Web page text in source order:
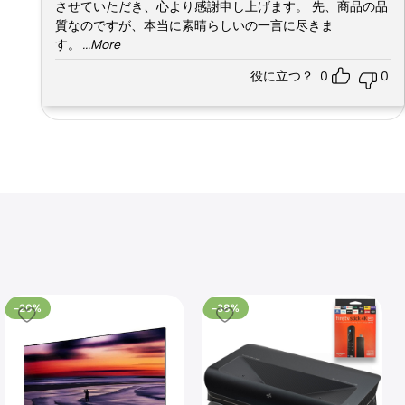
させていただき、心より感謝申し上げます。 先、商品の品
質なのですが、本当に素晴らしいの一言に尽きま
す。
...More
役に立つ？ 0 0
-20% -38%